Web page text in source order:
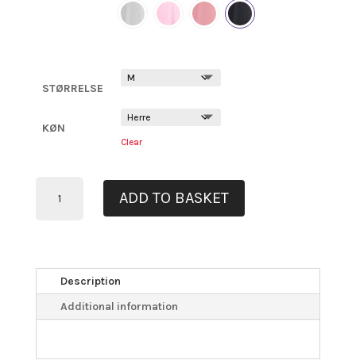
STØRRELSE
KØN
Clear
SHIRT
“PLAY
IT,
ADD TO BASKET
Description
Additional information